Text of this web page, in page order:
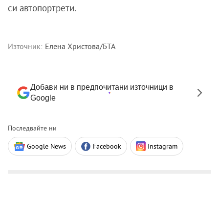
си автопортрети.
Източник: Елена Христова/БТА
Добави ни в предпочитани източници в
Google
Последвайте ни
Google News Facebook Instagram